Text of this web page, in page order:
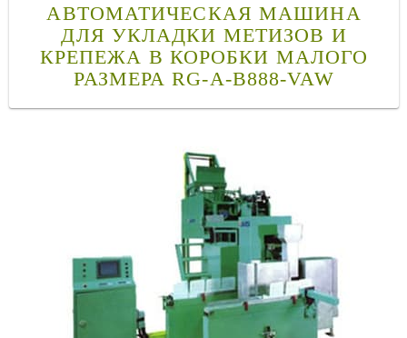
АВТОМАТИЧЕСКАЯ МАШИНА
ДЛЯ УКЛАДКИ МЕТИЗОВ И
КРЕПЕЖА В КОРОБКИ МАЛОГО
РАЗМЕРА RG-A-B888-VAW